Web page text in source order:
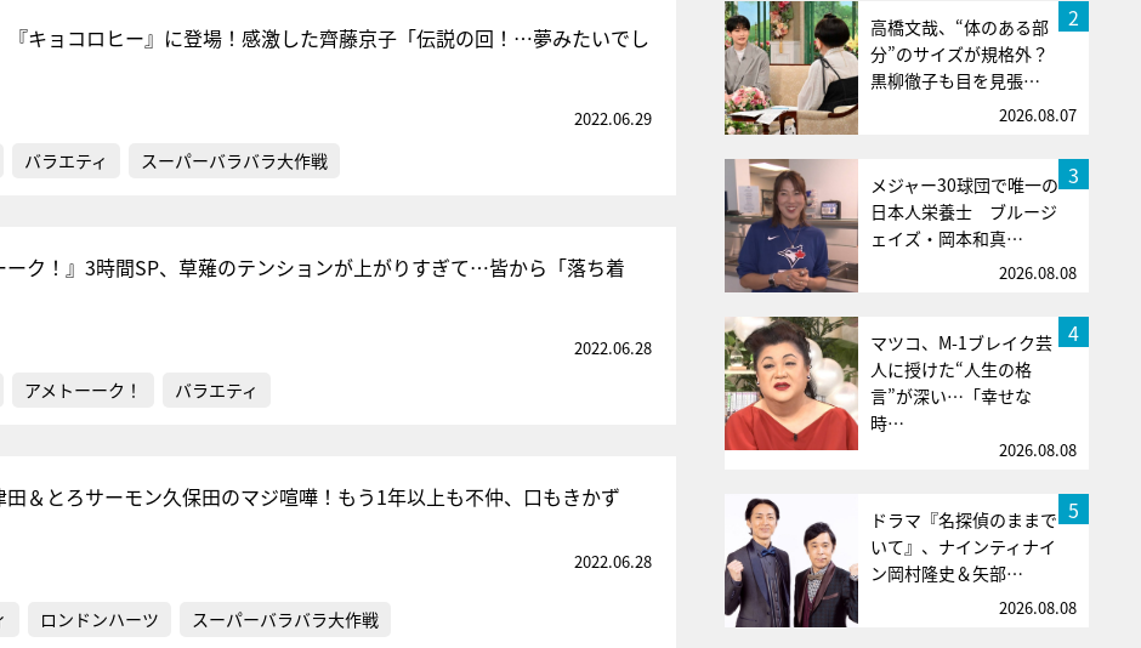
『キョコロヒー』に登場！感激した齊藤京子「伝説の回！…夢みたいでし
2022.06.29
バラエティ スーパーバラバラ大作戦
ーク！』3時間SP、草薙のテンションが上がりすぎて…皆から「落ち着
2022.06.28
アメトーーク！ バラエティ
田＆とろサーモン久保田のマジ喧嘩！もう1年以上も不仲、口もきかず
2022.06.28
ロンドンハーツ スーパーバラバラ大作戦
2
高橋文哉、“体のある部
分”のサイズが規格外？
黒柳徹子も目を見張…
2026.08.07
3
メジャー30球団で唯一の
日本人栄養士 ブルージ
ェイズ・岡本和真…
2026.08.08
4
マツコ、M-1ブレイク芸
人に授けた“人生の格
言”が深い…「幸せな
時…
2026.08.08
5
ドラマ『名探偵のままで
いて』、ナインティナイ
ン岡村隆史＆矢部…
2026.08.08